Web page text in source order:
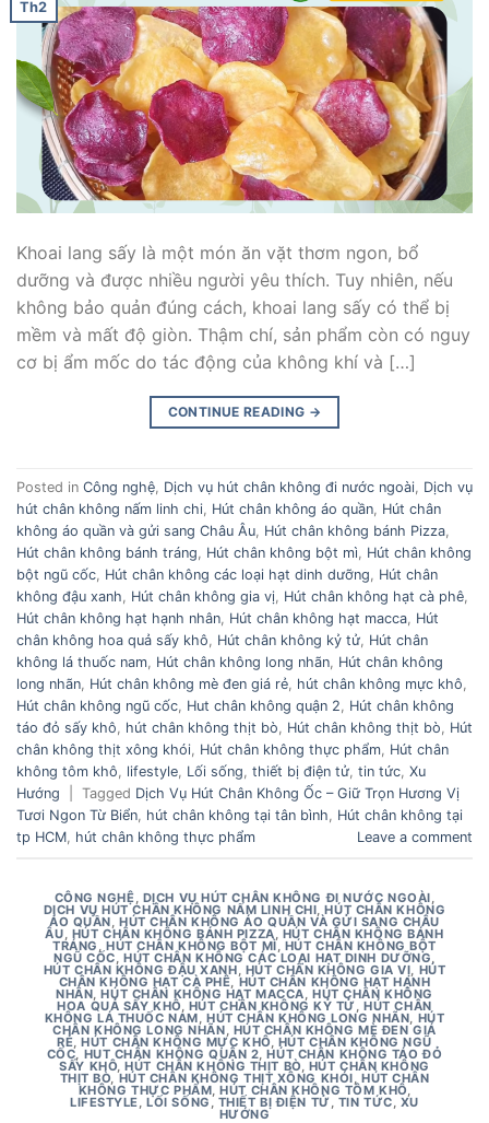
Th2
Khoai lang sấy là một món ăn vặt thơm ngon, bổ
dưỡng và được nhiều người yêu thích. Tuy nhiên, nếu
không bảo quản đúng cách, khoai lang sấy có thể bị
mềm và mất độ giòn. Thậm chí, sản phẩm còn có nguy
cơ bị ẩm mốc do tác động của không khí và […]
CONTINUE READING →
Posted in Công nghệ Dịch vụ hút chân không đi nước ngoài Dịch vụ
hút chân không nấm linh chi Hút chân không áo quần Hút chân
không áo quần và gửi sang Châu Âu Hút chân không bánh Pizza
Hút chân không bánh tráng
Hút chân không bột mì
Hút chân không
bột ngũ cốc Hút chân không các loại hạt dinh dưỡng
Hút chân
không đậu xanh
Hút chân không gia vị Hút chân không hạt cà phê
Hút chân không hạt hạnh nhân Hút chân không hạt macca Hút
chân không hoa quả sấy khô
Hút chân không kỷ tử Hút chân
không lá thuốc nam Hút chân không long nhãn Hút chân không
long nhãn Hút chân không mè đen giá rẻ hút chân không mực khô
Hút chân không ngũ cốc Hut chân không quận 2
Hút chân không
táo đỏ sấy khô
hút chân không thịt bò Hút chân không thịt bò
Hút
chân không thịt xông khói Hút chân không thực phẩm Hút chân
không tôm khô
lifestyle Lối sống thiết bị điện tử tin tức Xu
Hướng
Tagged Dịch Vụ Hút Chân Không Ốc – Giữ Trọn Hương Vị
Tươi Ngon Từ Biển hút chân không tại tân bình
Hút chân không tại
tp HCM hút chân không thực phẩm Leave a comment
CÔNG NGHỆ DỊCH VỤ HÚT CHÂN KHÔNG ĐI NƯỚC NGOÀI
DỊCH VỤ HÚT CHÂN KHÔNG NẤM LINH CHI ,HÚT CHÂN KHÔNG
ÁO QUẦN ,HÚT CHÂN KHÔNG ÁO QUẦN VÀ GỬI SANG CHÂU
ÂU HÚT CHÂN KHÔNG BÁNH PIZZA HÚT CHÂN KHÔNG BÁNH
TRÁNG HÚT CHÂN KHÔNG BỘT MÌ, HÚT CHÂN KHÔNG BỘT
NGŨ CỐC ,HÚT CHÂN KHÔNG CÁC LOẠI HẠT DINH DƯỠNG
HÚT CHÂN KHÔNG ĐẬU XANH HÚT CHÂN KHÔNG GIA VỊ HÚT
CHÂN KHÔNG HẠT CÀ PHÊ ,HÚT CHÂN KHÔNG HẠT HẠNH
NHÂN ,HÚT CHÂN KHÔNG HẠT MACCA ,HÚT CHÂN KHÔNG
HOA QUẢ SẤY KHÔ HÚT CHÂN KHÔNG KỶ TỬ ,HÚT CHÂN
KHÔNG LÁ THUỐC NAM HÚT CHÂN KHÔNG LONG NHÃN HÚT
CHÂN KHÔNG LONG NHÃN HÚT CHÂN KHÔNG MÈ ĐEN GIÁ
RẺ ,HÚT CHÂN KHÔNG MỰC KHÔ HÚT CHÂN KHÔNG NGŨ
CỐC HUT CHÂN KHÔNG QUẬN 2 ,HÚT CHÂN KHÔNG TÁO ĐỎ
SẤY KHÔ ,HÚT CHÂN KHÔNG THỊT BÒ HÚT CHÂN KHÔNG
THỊT BÒ ,HÚT CHÂN KHÔNG THỊT XÔNG KHÓI HÚT CHÂN
KHÔNG THỰC PHẨM ,HÚT CHÂN KHÔNG TÔM KHÔ
LIFESTYLE ,LỐI SỐNG , THIẾT BỊ ĐIỆN TỬ TIN TỨC XU
HƯỚNG